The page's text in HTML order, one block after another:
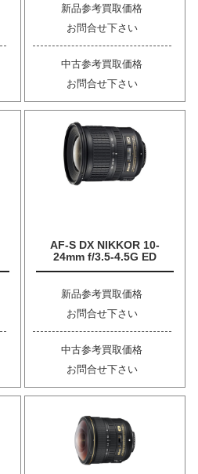
新品参考買取価格
お問合せ下さい
中古参考買取価格
お問合せ下さい
AF-S DX NIKKOR 10-
24mm f/3.5-4.5G ED
新品参考買取価格
お問合せ下さい
中古参考買取価格
お問合せ下さい